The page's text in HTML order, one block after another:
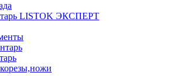
LISTOK ЭКСПЕРТ